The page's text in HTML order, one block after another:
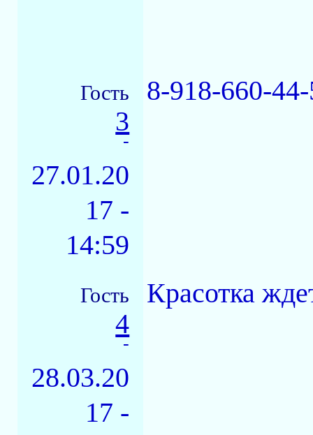
Гость
3
-
27.01.20
17 -
14:59
8-918-660-
Гость
4
-
28.03.20
17 -
Красотка